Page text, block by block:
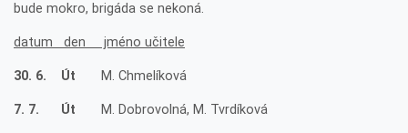
bude mokro, brigáda se nekoná.
datum den jméno učitele
30. 6. Út M. Chmelíková
7. 7. Út M. Dobrovolná, M. Tvrdíková